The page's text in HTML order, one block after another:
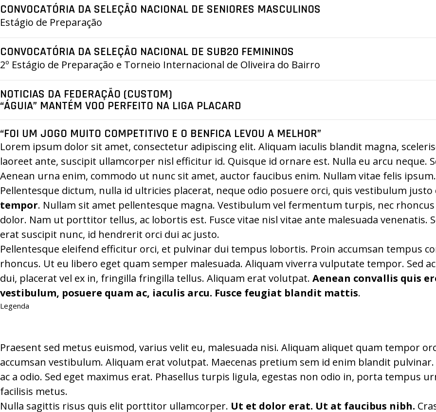
CONVOCATÓRIA DA SELEÇÃO NACIONAL DE SENIORES MASCULINOS
Estágio de Preparação
CONVOCATÓRIA DA SELEÇÃO NACIONAL DE SUB20 FEMININOS
2º Estágio de Preparação e Torneio Internacional de Oliveira do Bairro
NOTICIAS DA FEDERAÇÃO (CUSTOM)
“ÁGUIA” MANTÉM VOO PERFEITO NA LIGA PLACARD
“FOI UM JOGO MUITO COMPETITIVO E O BENFICA LEVOU A MELHOR”
Lorem ipsum dolor sit amet, consectetur adipiscing elit. Aliquam iaculis blandit magna,
laoreet ante, suscipit ullamcorper nisl efficitur id. Quisque id ornare est. Nulla eu arcu neque.
Aenean urna enim, commodo ut nunc sit amet, auctor faucibus enim. Nullam vitae felis
Pellentesque dictum, nulla id ultricies placerat, neque odio posuere orci, quis vestibulum justo
tempor. Nullam sit amet pellentesque magna. Vestibulum vel fermentum turpis, nec
dolor. Nam ut porttitor tellus, ac lobortis est. Fusce vitae nisl vitae ante malesuada venenatis.
erat suscipit nunc, id hendrerit orci dui ac justo.
Pellentesque eleifend efficitur orci, et pulvinar dui tempus lobortis. Proin accumsan tempus
rhoncus. Ut eu libero eget quam semper malesuada. Aliquam viverra vulputate tempor. Sed
dui, placerat vel ex in, fringilla fringilla tellus. Aliquam erat volutpat. Aenean convallis quis
vestibulum, posuere quam ac, iaculis arcu. Fusce feugiat blandit mattis.
Legenda
Praesent sed metus euismod, varius velit eu, malesuada nisi. Aliquam aliquet quam tempor
accumsan vestibulum. Aliquam erat volutpat. Maecenas pretium sem id enim blandit
ac a odio. Sed eget maximus erat. Phasellus turpis ligula, egestas non odio in, porta tempus
facilisis metus.
Nulla sagittis risus quis elit porttitor ullamcorper. Ut et dolor erat. Ut at faucibus nibh.